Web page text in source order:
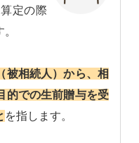
定の際
被相続人）から、相
的での生前贈与を受
を指します。